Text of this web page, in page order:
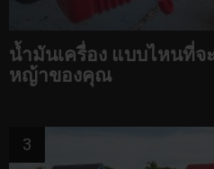
น้ำมันเครื่อง แบบไหนที่จ
หญ้าของคุณ